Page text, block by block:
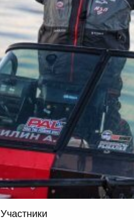
Участники